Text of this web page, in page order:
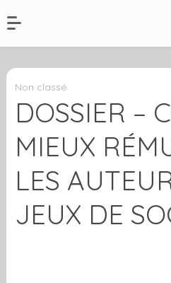
Non classé
DOSSIER –
MIEUX
LES
JEUX DE